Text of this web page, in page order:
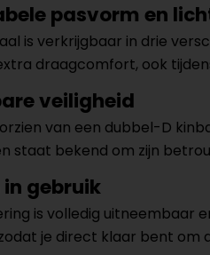
pasvorm en
is verkrijgbaar in drie
draagcomfort, ook
veiligheid
van een dubbel-D
staat bekend om zijn
gebruik
is volledig uitneembaar
je direct klaar bent om